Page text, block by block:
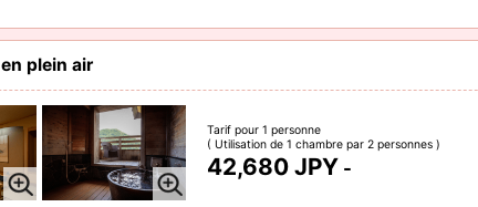
plein air
Tarif pour 1 personne
( Utilisation de 1 chambre par 2 personnes )
42,680 JPY -